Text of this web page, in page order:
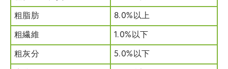
粗脂肪 8.0%以上
粗繊維 1.0%以下
粗灰分 5.0%以下